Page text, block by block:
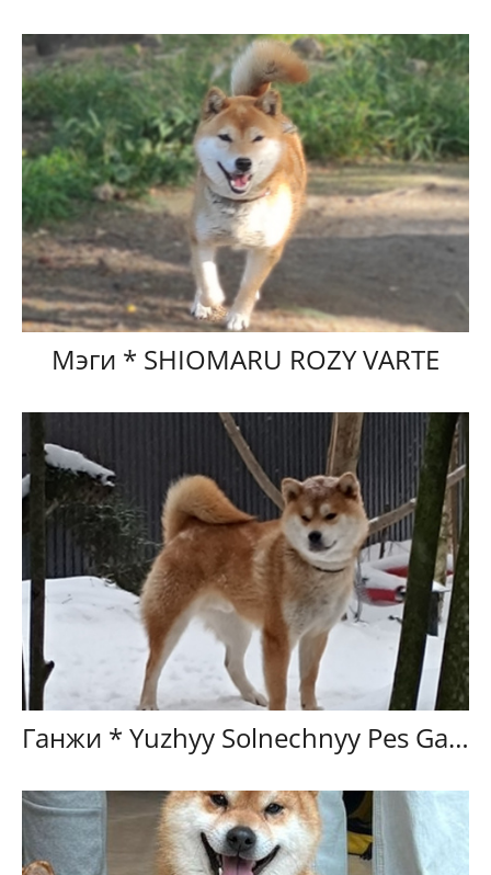
Мэги * SHIOMARU ROZY VARTE
Ганжи * Yuzhyy Solnechnyy Pes Ganji